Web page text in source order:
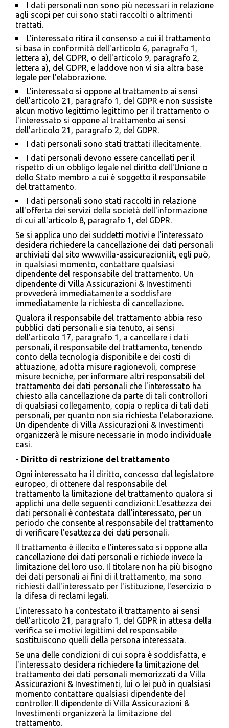
I dati personali non sono più necessari in relazione
agli scopi per cui sono stati raccolti o altrimenti
trattati.
L'interessato ritira il consenso a cui il trattamento
si basa in conformità dell'articolo 6, paragrafo 1,
lettera a), del GDPR, o dell'articolo 9, paragrafo 2,
lettera a), del GDPR, e laddove non vi sia altra base
legale per l'elaborazione.
L'interessato si oppone al trattamento ai sensi
dell'articolo 21, paragrafo 1, del GDPR e non sussiste
alcun motivo legittimo legittimo per il trattamento o
l'interessato si oppone al trattamento ai sensi
dell'articolo 21, paragrafo 2, del GDPR.
I dati personali sono stati trattati illecitamente.
I dati personali devono essere cancellati per il
rispetto di un obbligo legale nel diritto dell'Unione o
dello Stato membro a cui è soggetto il responsabile
del trattamento.
I dati personali sono stati raccolti in relazione
all'offerta dei servizi della società dell'informazione
di cui all'articolo 8, paragrafo 1, del GDPR.
Se si applica uno dei suddetti motivi e l'interessato
desidera richiedere la cancellazione dei dati personali
archiviati dal sito www.villa-assicurazioni.it, egli può,
in qualsiasi momento, contattare qualsiasi
dipendente del responsabile del trattamento. Un
dipendente di Villa Assicurazioni & Investimenti
provvederà immediatamente a soddisfare
immediatamente la richiesta di cancellazione.
Qualora il responsabile del trattamento abbia reso
pubblici dati personali e sia tenuto, ai sensi
dell'articolo 17, paragrafo 1, a cancellare i dati
personali, il responsabile del trattamento, tenendo
conto della tecnologia disponibile e dei costi di
attuazione, adotta misure ragionevoli, comprese
misure tecniche, per informare altri responsabili del
trattamento dei dati personali che l'interessato ha
chiesto alla cancellazione da parte di tali controllori
di qualsiasi collegamento, copia o replica di tali dati
personali, per quanto non sia richiesta l'elaborazione.
Un dipendente di Villa Assicurazioni & Investimenti
organizzerà le misure necessarie in modo individuale
casi.
- Diritto di restrizione del trattamento
Ogni interessato ha il diritto, concesso dal legislatore
europeo, di ottenere dal responsabile del
trattamento la limitazione del trattamento qualora si
applichi una delle seguenti condizioni: L'esattezza dei
dati personali è contestata dall'interessato, per un
periodo che consente al responsabile del trattamento
di verificare l'esattezza dei dati personali.
Il trattamento è illecito e l'interessato si oppone alla
cancellazione dei dati personali e richiede invece la
limitazione del loro uso. Il titolare non ha più bisogno
dei dati personali ai fini di il trattamento, ma sono
richiesti dall'interessato per l'istituzione, l'esercizio o
la difesa di reclami legali.
L'interessato ha contestato il trattamento ai sensi
dell'articolo 21, paragrafo 1, del GDPR in attesa della
verifica se i motivi legittimi del responsabile
sostituiscono quelli della persona interessata.
Se una delle condizioni di cui sopra è soddisfatta, e
l'interessato desidera richiedere la limitazione del
trattamento dei dati personali memorizzati da Villa
Assicurazioni & Investimenti, lui o lei può in qualsiasi
momento contattare qualsiasi dipendente del
controller. Il dipendente di Villa Assicurazioni &
Investimenti organizzerà la limitazione del
trattamento.